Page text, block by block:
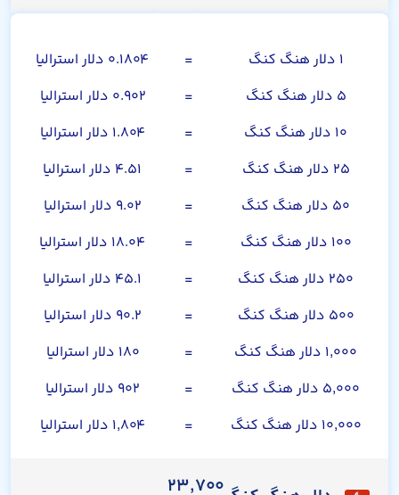
۱ دلار هنگ کنگ =
۰.۱۸۰۴ دلار استرالیا
۵ دلار هنگ کنگ
=
۰.۹۰۲ دلار استرالیا
۱۰ دلار هنگ کنگ
=
۱.۸۰۴ دلار استرالیا
۲۵ دلار هنگ کنگ
=
۴.۵۱ دلار استرالیا
۵۰ دلار هنگ کنگ
=
۹.۰۲ دلار استرالیا
۱۰۰ دلار هنگ کنگ
=
۱۸.۰۴ دلار استرالیا
۲۵۰ دلار هنگ کنگ
=
۴۵.۱ دلار استرالیا
۵۰۰ دلار هنگ کنگ
=
۹۰.۲ دلار استرالیا
۱,۰۰۰ دلار هنگ کنگ
=
۱۸۰ دلار استرالیا
۵,۰۰۰ دلار هنگ کنگ
=
۹۰۲ دلار استرالیا
۱۰,۰۰۰ دلار هنگ کنگ
= ۱,۸۰۴ دلار استرالیا
۲۳,۷۰۰